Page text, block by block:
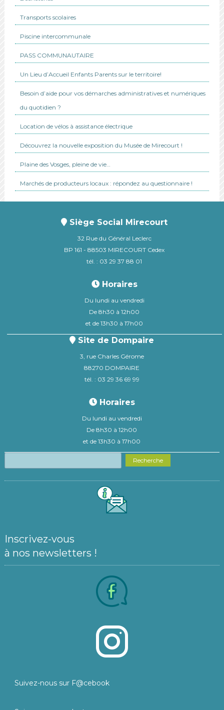
Transports scolaires
Piscine intercommunale
PASS COMMUNAUTAIRE
Un Lieu d’Accueil Enfants Parents sur le territoire!
Besoin d’aide pour vos démarches administratives et numériques
du quotidien ?
Location de vélos à assistance électrique
Découvrez la nouvelle exposition du Musée de Mirecourt !
Plaine des Vosges, pleine de vie…
Marchés de producteurs locaux : répondez au questionnaire !
Siège Social Mirecourt
32 Rue du Général Leclerc
BP 161 - 88503 MIRECOURT Cedex
tél. : 03 29 37 88 01
Horaires
Du lundi au vendredi
De 8h30 à 12h00
et de 13h30 à 17h00
Site de Dompaire
3, rue Charles Gérome
88270 DOMPAIRE
tél. : 03 29 36 69 99
Horaires
Du lundi au vendredi
De 8h30 à 12h00
et de 13h30 à 17h00
Recherche
Inscrivez-vous
à nos newsletters !
Suivez-nous sur F@cebook